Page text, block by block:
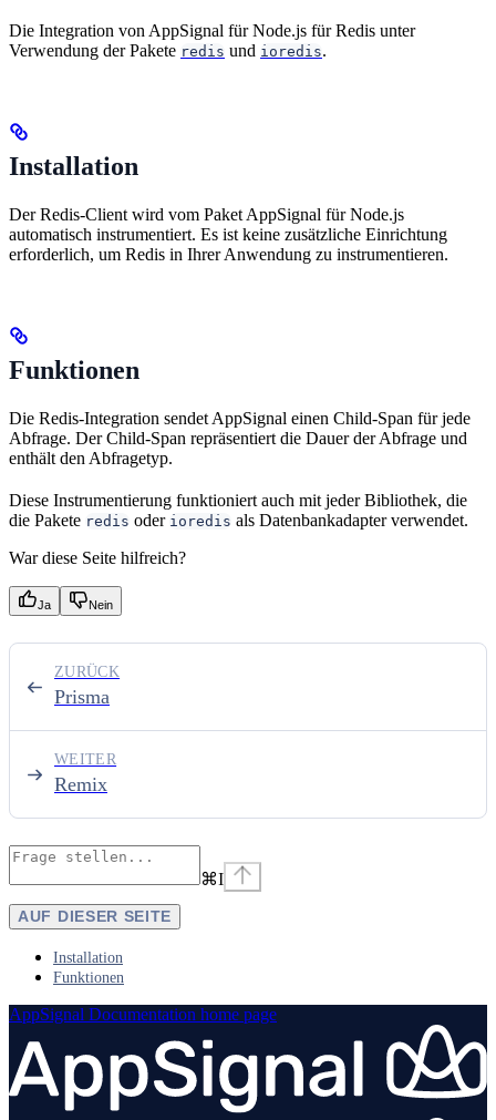
Die Integration von AppSignal für Node.js für Redis unter
Verwendung der Pakete redis und ioredis.
Installation
Der Redis-Client wird vom Paket AppSignal für Node.js
automatisch instrumentiert. Es ist keine zusätzliche Einrichtung
erforderlich, um Redis in Ihrer Anwendung zu instrumentieren.
Funktionen
Die Redis-Integration sendet AppSignal einen Child-Span für jede
Abfrage. Der Child-Span repräsentiert die Dauer der Abfrage und
enthält den Abfragetyp.
Diese Instrumentierung funktioniert auch mit jeder Bibliothek, die
die Pakete redis oder ioredis als Datenbankadapter verwendet.
War diese Seite hilfreich?
Ja Nein
Prisma
ZURÜCK
Remix
WEITER
⌘I
AUF DIESER SEITE
Installation
Funktionen
AppSignal Documentation home page